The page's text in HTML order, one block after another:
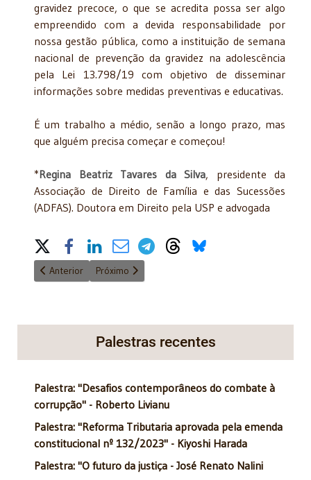
gravidez precoce, o que se acredita possa ser algo
empreendido com a devida responsabilidade por
nossa gestão pública, como a instituição de semana
nacional de prevenção da gravidez na adolescência
pela Lei 13.798/19 com objetivo de disseminar
informações sobre medidas preventivas e educativas.
É um trabalho a médio, senão a longo prazo, mas
que alguém precisa começar e começou!
*Regina Beatriz Tavares da Silva, presidente da
Associação de Direito de Família e das Sucessões
(ADFAS). Doutora em Direito pela USP e advogada
Share on Social Media
Artigo anterior: Harmonia e independência dos poderes
Anterior Próximo artigo: CPF e número único
Próximo
Palestras recentes
Palestra: "Desafios contemporâneos do combate à
corrupção" - Roberto Livianu
Palestra: "Reforma Tributaria aprovada pela emenda
constitucional nº 132/2023" - Kiyoshi Harada
Palestra: "O futuro da justiça - José Renato Nalini